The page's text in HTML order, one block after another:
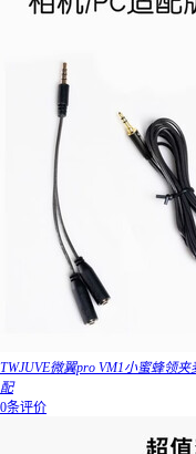
TWJUVE微翼pro VM1小蜜蜂领
配
0条评价